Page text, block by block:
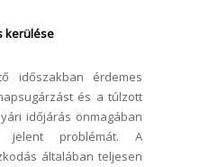
kerülése
időszakban érdemes
és a túlzott
időjárás önmagában
jelent problémát. A
általában teljesen